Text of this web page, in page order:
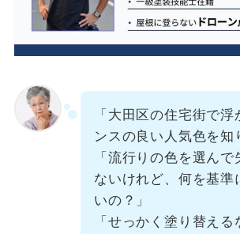
「大田区の住宅街で浮
ンスの良い人気色を知
「流行りの色を選んで
ないけれど、何を基準
いの？」
「せっかく塗り替え